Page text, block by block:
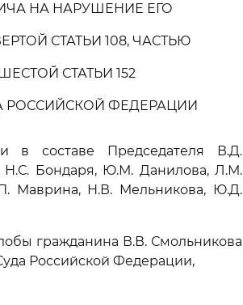
НА НАРУШЕНИЕ ЕГО
СТАТЬИ 108, ЧАСТЬЮ
СТАТЬИ 152
РОССИЙСКОЙ ФЕДЕРАЦИИ
в составе Председателя В.Д.
Н.С. Бондаря, Ю.М. Данилова, Л.М.
Маврина, Н.В. Мельникова, Ю.Д.
гражданина В.В. Смольникова
Российской Федерации,